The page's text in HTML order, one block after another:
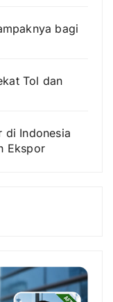
bagi
Tol dan
di Indonesia
Ekspor